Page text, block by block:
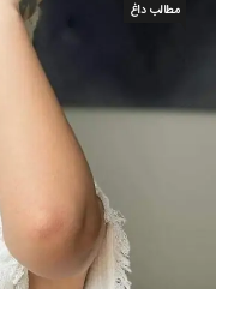
مطالب داغ